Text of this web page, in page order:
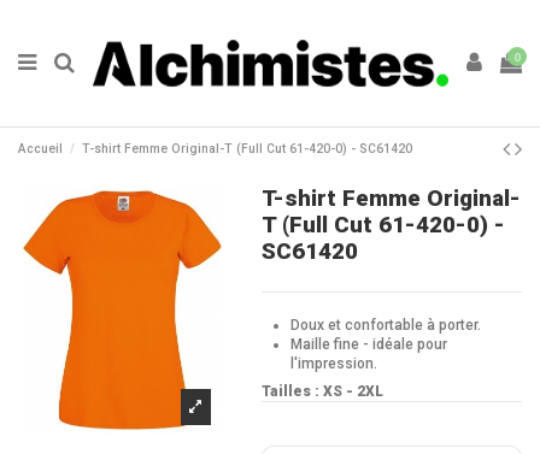
0
Accueil T-shirt Femme Original-T (Full Cut 61-420-0) - SC61420
T-shirt Femme Original-
T (Full Cut 61-420-0) -
SC61420
Doux et confortable à porter.
Maille fine - idéale pour
l'impression.
Tailles : XS - 2XL